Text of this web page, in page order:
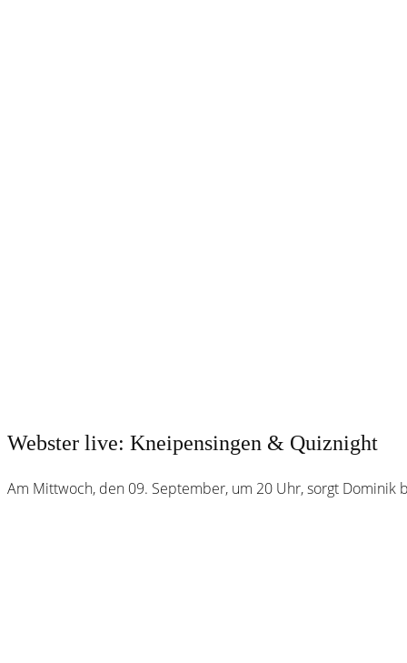
Webster live: Kneipensingen & Quiznight
Am Mittwoch, den 09. September, um 20 Uhr, sorgt